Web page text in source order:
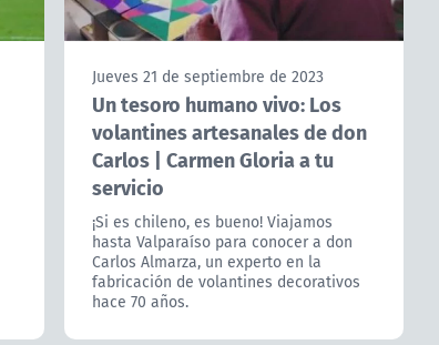
Jueves 21 de septiembre de 2023
Un tesoro humano vivo: Los
volantines artesanales de don
Carlos | Carmen Gloria a tu
servicio
¡Si es chileno, es bueno! Viajamos
hasta Valparaíso para conocer a don
Carlos Almarza, un experto en la
fabricación de volantines decorativos
hace 70 años.